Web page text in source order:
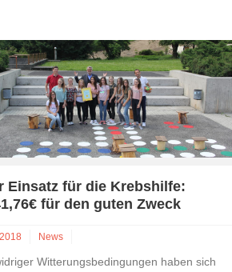
Einsatz für die Krebshilfe:
für den guten Zweck
News
Witterungsbedingungen haben sich